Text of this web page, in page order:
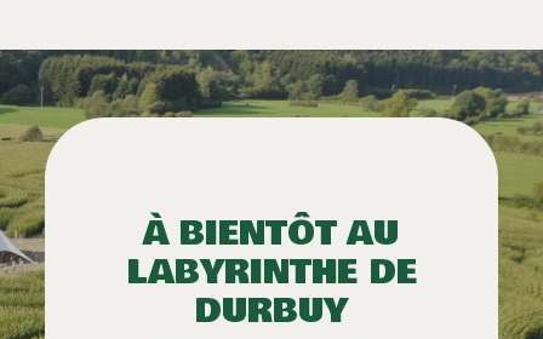
À BIENTÔT AU
LABYRINTHE DE
DURBUY